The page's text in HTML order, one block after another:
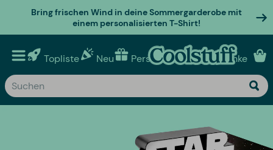
Bring frischen Wind in deine Sommergarderobe mit
einem personalisierten T-Shirt!
Topliste Neu Personalisierte geschenke